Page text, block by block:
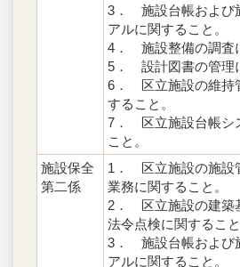
3． 施設台帳および
アルに関すること。
4． 施設整備の調査
5． 設計図書の管理
6． 区立施設の維持
すること。
7． 区立施設台帳シ
こと。
施設保全
第二係
1． 区立施設の施設
業務に関すること。
2． 区立施設の建築
法令点検に関すること
3． 施設台帳および
アルに関すること。